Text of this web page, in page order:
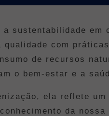
a sustentabilidade
com
de recursos
o bem-estar e a
ela reflete
da